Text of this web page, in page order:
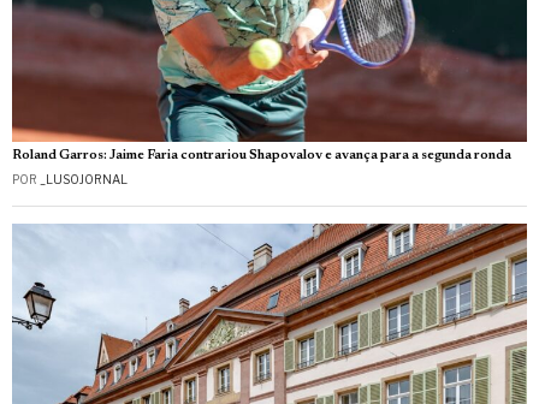
Roland Garros: Jaime Faria contrariou Shapovalov e avança para a segunda ronda
POR _LUSOJORNAL